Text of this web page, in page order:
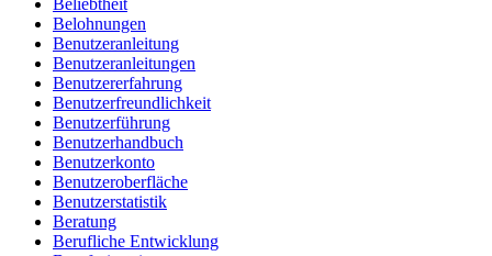
Beliebtheit
Belohnungen
Benutzeranleitung
Benutzeranleitungen
Benutzererfahrung
Benutzerfreundlichkeit
Benutzerführung
Benutzerhandbuch
Benutzerkonto
Benutzeroberfläche
Benutzerstatistik
Beratung
Berufliche Entwicklung